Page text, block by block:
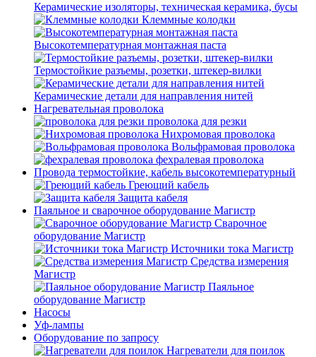
Керамические изоляторы, техническая керамика, бусы
Клеммные колодки
Высокотемпературная монтажная паста
Термостойкие разъемы, розетки, штекер-вилки
Керамические детали для направления нитей
Нагревательная проволока
проволока для резки
Нихромовая проволока
Вольфрамовая проволока
фехралевая проволока
Провода термостойкие, кабель высокотемпературный
Греющий кабель
Защита кабеля
Паяльное и сварочное оборудование Магистр
Сварочное
оборудование Магистр
Источники тока Магистр
Средства измерения
Магистр
Паяльное
оборудование Магистр
Насосы
Уф-лампы
Оборудование по запросу
Нагреватели для поилок